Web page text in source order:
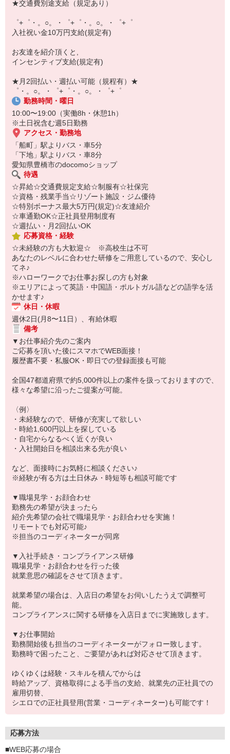
▼人気案件も多数♪
短期・期間限定・オープニング・官公庁案件
上場/優良/大手企業など
【スマホ面接実施中】
￣￣￣￣￣￣￣￣￣
自宅に居ながらスマホでカンタン面接OK！
オンライン面談なのでスピード対応。
即日登録もOK♪
気になった方はお気軽にご相談ください！
広く紹介可能♪
★交通費別途支給（規定あり）
゜+゜・。○。・゜+゜・。○。・゜+゜
入社祝い金10万円支給(規定有)
お友達を紹介頂くと,
インセンティブ支給(規定有)
★月2回払い・週払い可能（規程有）★
゜・。○。・゜+゜・。○。・゜+゜
勤務時間・曜日
10:00〜19:00（実働8h・休憩1h）
※土日祝含む週5日勤務
アクセス・勤務地
「船町」駅よりバス・車5分
「下地」駅よりバス・車8分
愛知県豊橋市のdocomoショップ
待遇
☆昇給☆交通費規定支給☆制服有☆社保完
☆資格・残業手当☆リゾート施設・ジム優待
☆特別ボーナス最大5万円(規定)☆友達紹介
☆車通勤OK☆正社員登用制度有
☆週払い・月2回払いOK
応募資格・経験
☆未経験の方も大歓迎☆ ※高校生は不可
あなたのレベルに合わせた研修をご用意しているので、安心し
てネ♪
※ハローワークでお仕事お探しの方も対象
※エリアによって英語・中国語・ポルトガル語などの語学を活
かせます♪
休日・休暇
週休2日(月8〜11日）、有給休暇
備考
▼お仕事紹介先のご案内
ご応募を頂いた後にスマホでWEB面接！
履歴書不要・私服OK・即日での登録面接も可能
全国47都道府県で約5,000件以上の案件を扱っておりますので、
様々な希望に沿ったご提案が可能。
〈例〉
・未経験なので、研修が充実して欲しい
・時給1,600円以上を探している
・自宅からなるべく近くが良い
・入社開始日を相談出来る先が良い
など、面接時にお気軽に相談ください♪
※経験が有る方は土日休み・時短等も相談可能です
▼職場見学・お顔合わせ
勤務先の希望が決まったら
紹介先希望の会社で職場見学・お顔合わせを実施！
リモートでも対応可能♪
※担当のコーディネーターが同席
▼入社手続き・コンプライアンス研修
職場見学・お顔合わせを行った後
就業意思の確認をさせて頂きます。
就業希望の場合は、入店日の希望をお伺いしたうえで調整可
能。
コンプライアンスに関する研修を入店日までに実施致します。
▼お仕事開始
勤務開始後も担当のコーディネーターがフォロー致します。
勤務時で困ったこと、ご要望があれば対応させて頂きます。
ゆくゆくは経験・スキルを積んでからは
時給アップ、資格取得による手当の支給、就業先の正社員での
雇用切替、
シエロでの正社員登用(営業・コーディネーター)も可能です！
応募方法
■WEB応募の場合